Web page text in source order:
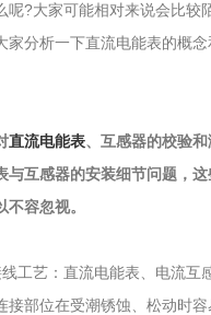
?大家可能相对来说会比较
家分析一下直流电能表的概
直流电能表、互感器的校验和
与互感器的安装细节问题，
容忽视。
艺：直流电能表、电流互
接部位在受潮锈蚀、松动时